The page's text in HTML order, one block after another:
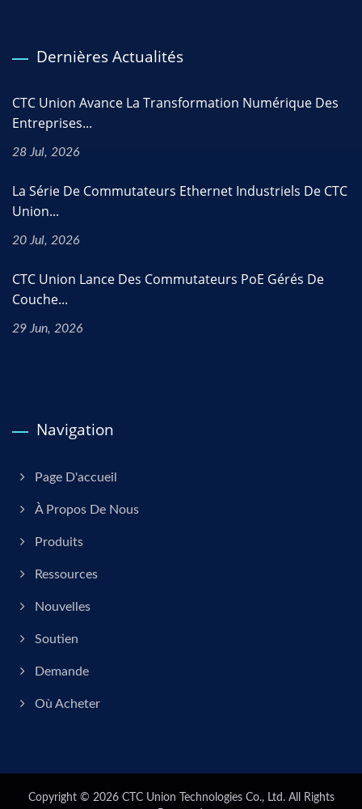
Dernières Actualités
CTC Union Avance La Transformation Numérique Des
Entreprises...
28 Jul, 2026
La Série De Commutateurs Ethernet Industriels De CTC
Union...
20 Jul, 2026
CTC Union Lance Des Commutateurs PoE Gérés De
Couche...
29 Jun, 2026
Navigation
Page D'accueil
À Propos De Nous
Produits
Ressources
Nouvelles
Soutien
Demande
Où Acheter
Copyright © 2026 CTC Union Technologies Co., Ltd.All Rights